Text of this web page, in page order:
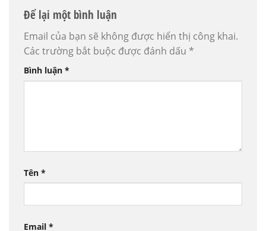
Để lại một bình luận
Email của bạn sẽ không được hiển thị công khai.
Các trường bắt buộc được đánh dấu *
Bình luận *
Tên *
Email *